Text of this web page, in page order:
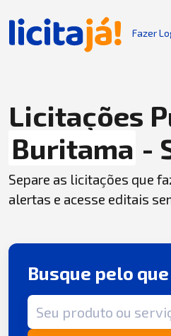
Fazer
Licitações
Buritama -
Separe as licitações que
alertas e acesse editais
Busque pelo
Termo de busca